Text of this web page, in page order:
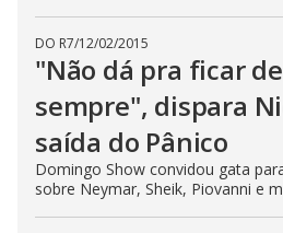
DO R7/12/02/2015
"Não dá pra ficar
sempre", dispara
saída do Pânico
Domingo Show convidou gata
sobre Neymar, Sheik, Piovanni e